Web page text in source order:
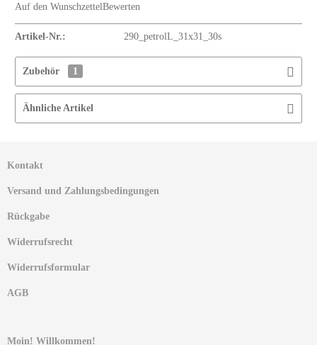
Auf den WunschzettelBewerten
Artikel-Nr.: 290_petrolL_31x31_30s
Zubehör 1
Ähnliche Artikel
Kontakt
Versand und Zahlungsbedingungen
Rückgabe
Widerrufsrecht
Widerrufsformular
AGB
Moin! Willkommen!